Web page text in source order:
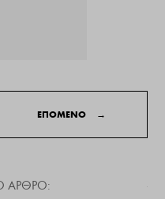
ΕΠΟΜΕΝΟ →
ΑΡΘΡΟ: